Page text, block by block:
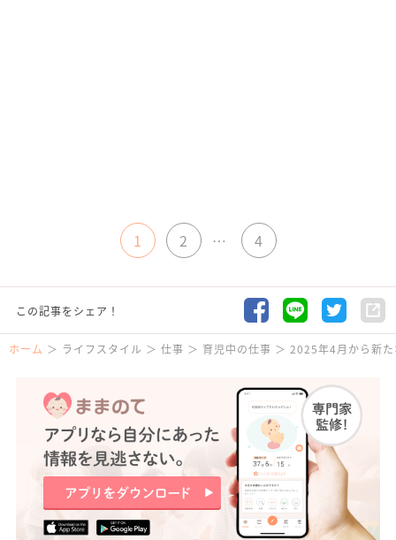
1 2 … 4
この記事をシェア！
ホーム ライフスタイル 仕事 育児中の仕事 2025年4月から新